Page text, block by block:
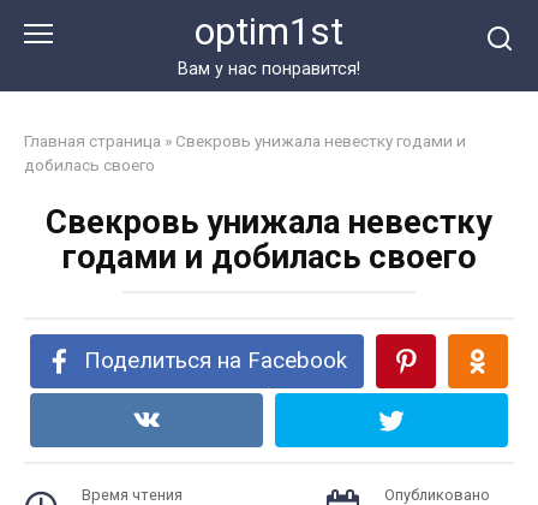
optim1st
Вам у нас понравится!
Главная страница » Свекровь унижала невестку годами и
добилась своего
Свекровь унижала невестку
годами и добилась своего
Поделиться на Facebook
Время чтения Опубликовано